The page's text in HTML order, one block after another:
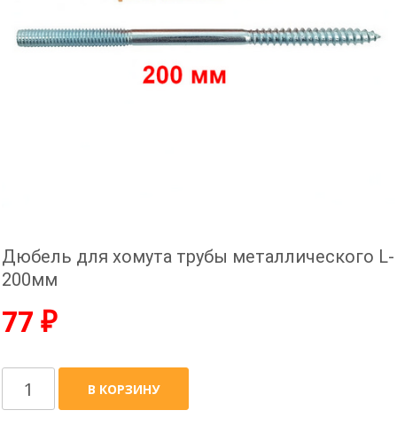
Дюбель для хомута трубы металлического L-
200мм
77 ₽
Количество
товара
В КОРЗИНУ